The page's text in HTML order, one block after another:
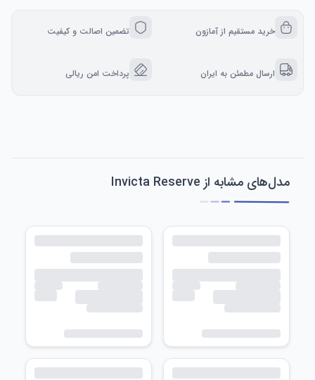
خرید مستقیم از آمازون تضمین اصالت و کیفیت
ارسال مطمئن به ایران پرداخت امن ریالی
مدل‌های مشابه از Invicta Reserve